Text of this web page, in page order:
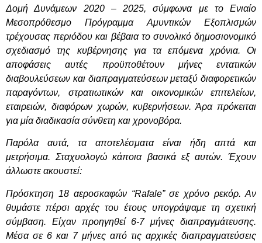
Δομή Δυνάμεων 2020 – 2025, σύμφωνα με το Ενιαίο
Μεσοπρόθεσμο Πρόγραμμα Αμυντικών Εξοπλισμών
τρέχουσας περιόδου και βέβαια το συνολικό δημοσιονομικό
σχεδιασμό της κυβέρνησης για τα επόμενα χρόνια. Οι
αποφάσεις αυτές προϋποθέτουν μήνες εντατικών
διαβουλεύσεων και διαπραγματεύσεων μεταξύ διαφορετικών
παραγόντων, στρατιωτικών και οικονομικών επιτελείων,
εταιρειών, διαφόρων χωρών, κυβερνήσεων. Άρα πρόκειται
για μία διαδικασία σύνθετη και χρονοβόρα.
Παρόλα αυτά, τα αποτελέσματα είναι ήδη απτά και
μετρήσιμα. Σταχυολογώ κάποια βασικά εξ αυτών. Έχουν
άλλωστε ακουστεί:
Πρόσκτηση 18 αεροσκαφών “Rafale” σε χρόνο ρεκόρ. Αν
θυμάστε πέρσι αρχές του έτους υπογράψαμε τη σχετική
σύμβαση. Είχαν προηγηθεί 6-7 μήνες διαπραγμάτευσης.
Μέσα σε 6 και 7 μήνες από τις αρχικές διαπραγματεύσεις